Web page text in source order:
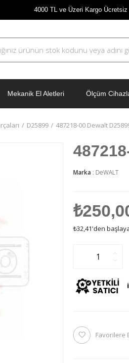
4000 TL ve Üzeri Kargo Ücretsiz
Mekanik El Aletleri Ölçüm
D25899 487218-00 Dewalt
Marka : DeWALT
₺32,41'den
Favorilere